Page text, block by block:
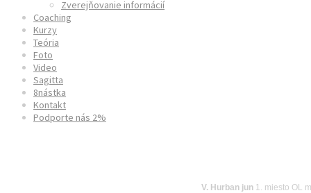
Zverejňovanie informácií
Coaching
Kurzy
Teória
Foto
Video
Sagitta
8nástka
Kontakt
Podporte nás 2%
V. Hurban jun 1. miesto OL